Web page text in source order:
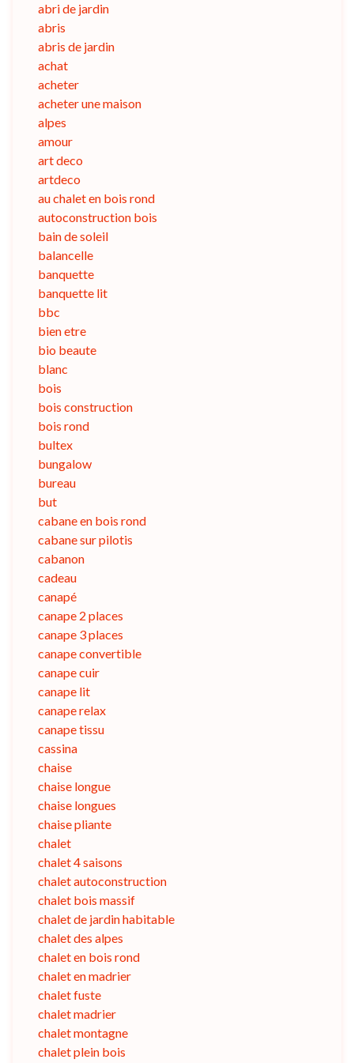
abri de jardin
abris
abris de jardin
achat
acheter
acheter une maison
alpes
amour
art deco
artdeco
au chalet en bois rond
autoconstruction bois
bain de soleil
balancelle
banquette
banquette lit
bbc
bien etre
bio beaute
blanc
bois
bois construction
bois rond
bultex
bungalow
bureau
but
cabane en bois rond
cabane sur pilotis
cabanon
cadeau
canapé
canape 2 places
canape 3 places
canape convertible
canape cuir
canape lit
canape relax
canape tissu
cassina
chaise
chaise longue
chaise longues
chaise pliante
chalet
chalet 4 saisons
chalet autoconstruction
chalet bois massif
chalet de jardin habitable
chalet des alpes
chalet en bois rond
chalet en madrier
chalet fuste
chalet madrier
chalet montagne
chalet plein bois